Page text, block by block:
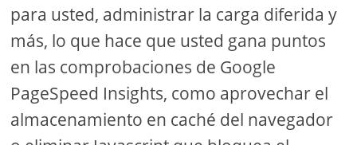
para usted, administrar la carga diferida y
más, lo que hace que usted gana puntos
en las comprobaciones de Google
PageSpeed ​​Insights, como aprovechar el
almacenamiento en caché del navegador